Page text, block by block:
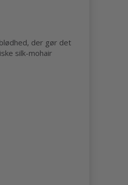
der gør det
silk-mohair